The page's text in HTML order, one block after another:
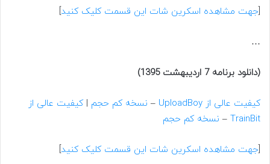
[جهت مشاهده اسکرین شات این قسمت کلیک کنید]
…
(دانلود برنامه 7 اردیبهشت 1395)
کیفیت عالی از UploadBoy – نسخه کم حجم |کیفیت عالی از
TrainBit
– نسخه کم حجم
[جهت مشاهده اسکرین شات این قسمت کلیک کنید]